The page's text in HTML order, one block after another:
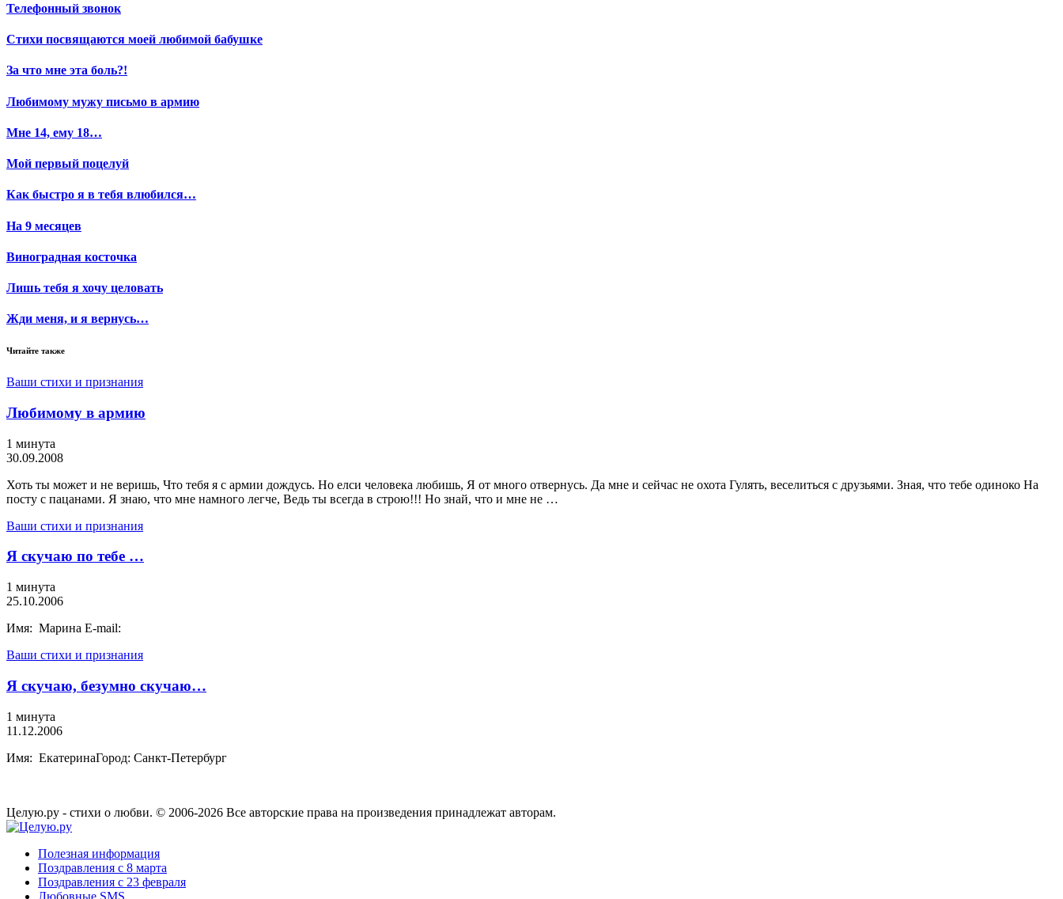
Телефонный звонок
Стихи посвящаются моей любимой бабушке
За что мне эта боль?!
Любимому мужу письмо в армию
Мне 14, ему 18…
Мой первый поцелуй
Как быстро я в тебя влюбился…
На 9 месяцев
Виноградная косточка
Лишь тебя я хочу целовать
Жди меня, и я вернусь…
Читайте также
Ваши стихи и признания
Любимому в армию
1 минута
30.09.2008
Хоть ты может и не веришь, Что тебя я с армии дождусь. Но елси человека любишь, Я от много отвернусь. Да мне и сейчас не охота Гулять, веселиться с друзьями. Зная, что тебе одиноко На
посту с пацанами. Я знаю, что мне намного легче, Ведь ты всегда в строю!!! Но знай, что и мне не …
Ваши стихи и признания
Я скучаю по тебе …
1 минута
25.10.2006
Имя: Марина E-mail:
Ваши стихи и признания
Я скучаю, безумно скучаю…
1 минута
11.12.2006
Имя: ЕкатеринаГород: Санкт-Петербург
Целую.ру - стихи о любви. © 2006-2026 Все авторские права на произведения принадлежат авторам.
Полезная информация
Поздравления с 8 марта
Поздравления с 23 февраля
Любовные SMS